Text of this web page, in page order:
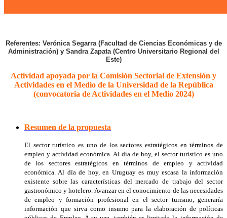
Referentes: Verónica Segarra (Facultad de Ciencias Económicas y de
Administración) y Sandra Zapata (Centro Universitario Regional del
Este)
Actividad apoyada por la Comisión Sectorial de Extensión y
Actividades en el Medio de la Universidad de la República
(convocatoria de Actividades en el Medio 2024)
Resumen de la propuesta
El sector turístico es uno de los sectores estratégicos en términos de
empleo y actividad económica. Al día de hoy, el sector turístico es uno
de los sectores estratégicos en términos de empleo y actividad
económica. Al día de hoy, en Uruguay es muy escasa la información
existente sobre las características del mercado de trabajo del sector
gastronómico y hotelero. Avanzar en el conocimiento de las necesidades
de empleo y formación profesional en el sector turismo, generaría
información que sirva como insumo para la elaboración de políticas